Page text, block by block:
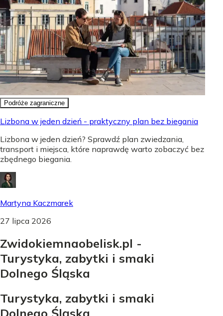
Podróże zagraniczne
Lizbona w jeden dzień - praktyczny plan bez biegania
Lizbona w jeden dzień? Sprawdź plan zwiedzania,
transport i miejsca, które naprawdę warto zobaczyć bez
zbędnego biegania.
Martyna Kaczmarek
27 lipca 2026
Zwidokiemnaobelisk.pl -
Turystyka, zabytki i smaki
Dolnego Śląska
Turystyka, zabytki i smaki